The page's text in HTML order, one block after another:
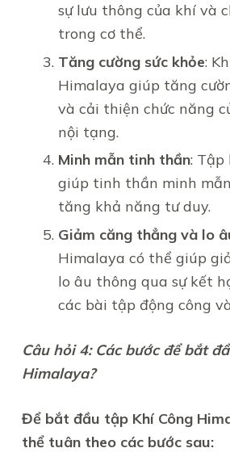
sự lưu thông của khí và
trong cơ thể.
Tăng cường sức khỏe:
Himalaya giúp tăng
và cải thiện chức năng
nội tạng.
Minh mẫn tinh thần: Tập
giúp tinh thần minh
tăng khả năng tư duy.
Giảm căng thẳng và lo
Himalaya có thể giúp
lo âu thông qua sự kết
các bài tập động công
Câu hỏi 4: Các bước để bắt
Himalaya?
Để bắt đầu tập Khí Công
thể tuân theo các bước sau: